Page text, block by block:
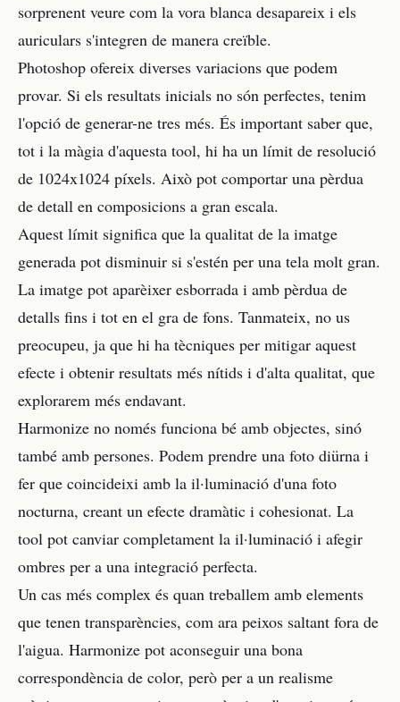
sorprenent veure com la vora blanca desapareix i els
auriculars s'integren de manera creïble.
Photoshop ofereix diverses variacions que podem
provar. Si els resultats inicials no són perfectes, tenim
l'opció de generar-ne tres més. És important saber que,
tot i la màgia d'aquesta tool, hi ha un límit de resolució
de 1024x1024 píxels. Això pot comportar una pèrdua
de detall en composicions a gran escala.
Aquest límit significa que la qualitat de la imatge
generada pot disminuir si s'estén per una tela molt gran.
La imatge pot aparèixer esborrada i amb pèrdua de
detalls fins i tot en el gra de fons. Tanmateix, no us
preocupeu, ja que hi ha tècniques per mitigar aquest
efecte i obtenir resultats més nítids i d'alta qualitat, que
explorarem més endavant.
Harmonize no només funciona bé amb objectes, sinó
també amb persones. Podem prendre una foto diürna i
fer que coincideixi amb la il·luminació d'una foto
nocturna, creant un efecte dramàtic i cohesionat. La
tool pot canviar completament la il·luminació i afegir
ombres per a una integració perfecta.
Un cas més complex és quan treballem amb elements
que tenen transparències, com ara peixos saltant fora de
l'aigua. Harmonize pot aconseguir una bona
correspondència de color, però per a un realisme